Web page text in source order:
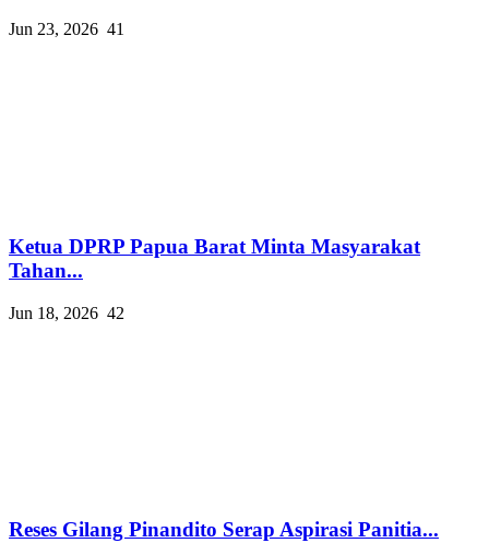
Jun 23, 2026 41
Ketua DPRP Papua Barat Minta Masyarakat
Tahan...
Jun 18, 2026 42
Reses Gilang Pinandito Serap Aspirasi Panitia...